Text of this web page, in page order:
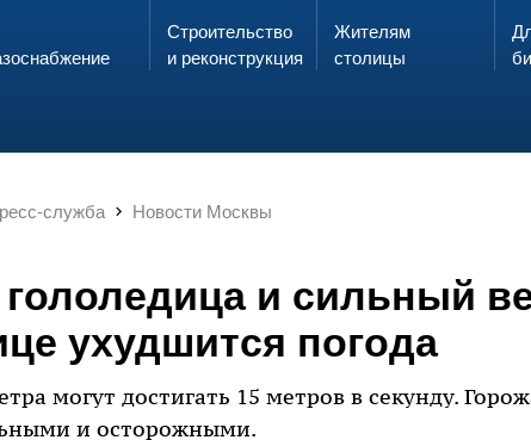
gaz.ru
Строительство
и реконструкция
Жителям
столицы
служба Новости Москвы
и сильный
ухудшится погода
могут достигать 15 метров в секунду.
и осторожными.